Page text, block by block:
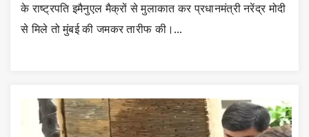
के राष्ट्रपति इमैनुएल मैक्रों से मुलाकात कर प्रधानमंत्री नरेंद्र मोदी
से मिले तो मुंबई की जमकर तारीफ की।…